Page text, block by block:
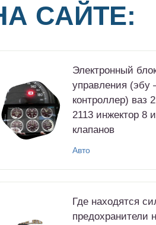
САЙТЕ:
Электронный
управления
контроллер) ваз
2113 инжектор 8
клапанов
Авто
Где находятся
предохранители